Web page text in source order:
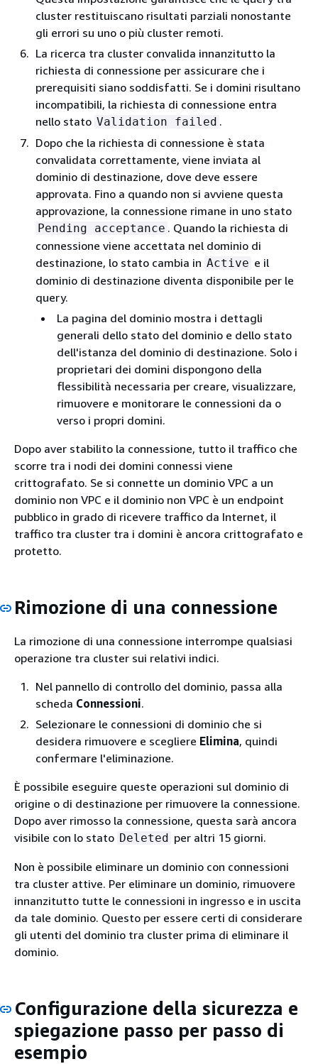
cluster restituiscano risultati parziali nonostante
gli errori su uno o più cluster remoti.
La ricerca tra cluster convalida innanzitutto la
richiesta di connessione per assicurare che i
prerequisiti siano soddisfatti. Se i domini risultano
incompatibili, la richiesta di connessione entra
nello stato Validation failed .
Dopo che la richiesta di connessione è stata
convalidata correttamente, viene inviata al
dominio di destinazione, dove deve essere
approvata. Fino a quando non si avviene questa
approvazione, la connessione rimane in uno stato
Pending acceptance . Quando la richiesta di
connessione viene accettata nel dominio di
destinazione, lo stato cambia in Active e il
dominio di destinazione diventa disponibile per le
query.
La pagina del dominio mostra i dettagli
generali dello stato del dominio e dello stato
dell'istanza del dominio di destinazione. Solo i
proprietari dei domini dispongono della
flessibilità necessaria per creare, visualizzare,
rimuovere e monitorare le connessioni da o
verso i propri domini.
Dopo aver stabilito la connessione, tutto il traffico che
scorre tra i nodi dei domini connessi viene
crittografato. Se si connette un dominio VPC a un
dominio non VPC e il dominio non VPC è un endpoint
pubblico in grado di ricevere traffico da Internet, il
traffico tra cluster tra i domini è ancora crittografato e
protetto.
Rimozione di una connessione
La rimozione di una connessione interrompe qualsiasi
operazione tra cluster sui relativi indici.
Nel pannello di controllo del dominio, passa alla
scheda Connessioni.
Selezionare le connessioni di dominio che si
desidera rimuovere e scegliere Elimina, quindi
confermare l'eliminazione.
È possibile eseguire queste operazioni sul dominio di
origine o di destinazione per rimuovere la connessione.
Dopo aver rimosso la connessione, questa sarà ancora
visibile con lo stato Deleted per altri 15 giorni.
Non è possibile eliminare un dominio con connessioni
tra cluster attive. Per eliminare un dominio, rimuovere
innanzitutto tutte le connessioni in ingresso e in uscita
da tale dominio. Questo per essere certi di considerare
gli utenti del dominio tra cluster prima di eliminare il
dominio.
Configurazione della sicurezza e
spiegazione passo per passo di
esempio